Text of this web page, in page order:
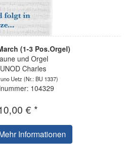
(1-3 Pos.Orgel)
und Orgel
Charles
Uetz (Nr.: BU 1337)
104329
€ *
Informationen